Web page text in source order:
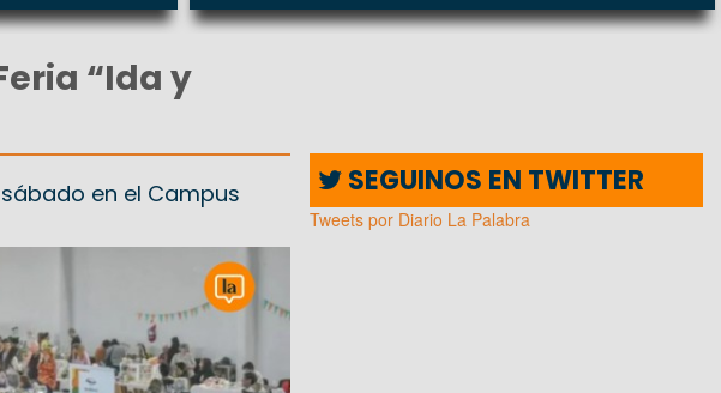
“Ida y
en el Campus
SEGUINOS EN TWITTER
Tweets por Diario La Palabra